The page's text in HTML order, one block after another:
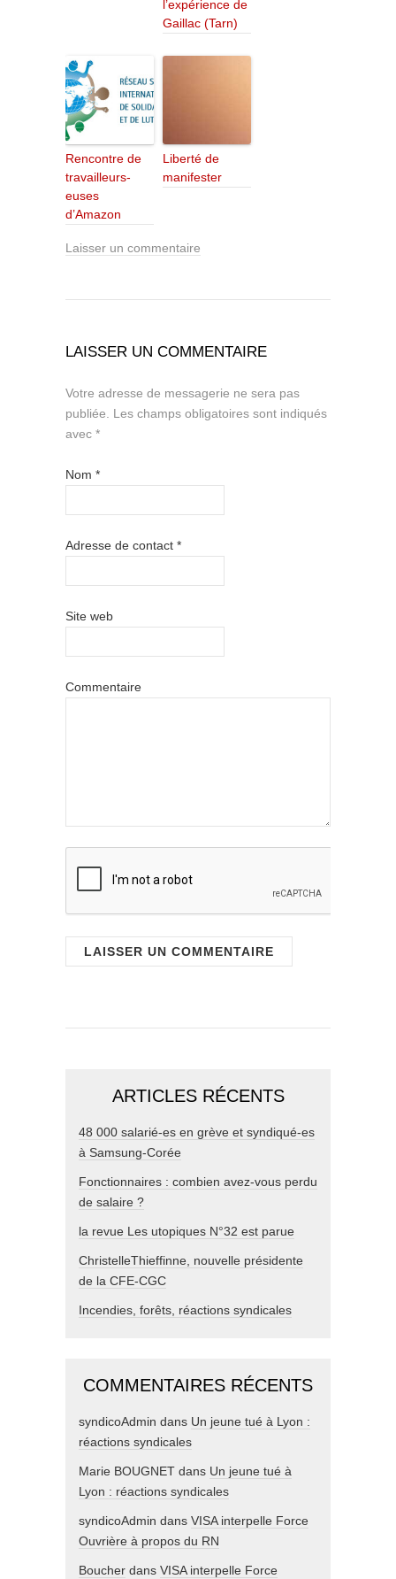
l’expérience de
Gaillac (Tarn)
Rencontre de
travailleurs-
euses
d’Amazon
Liberté de
manifester
Laisser un commentaire
LAISSER UN COMMENTAIRE
Votre adresse de messagerie ne sera pas
publiée.
Les champs obligatoires sont indiqués
avec *
Nom *
Adresse de contact *
Site web
Commentaire
ARTICLES RÉCENTS
48 000 salarié-es en grève et syndiqué-es
à Samsung-Corée
Fonctionnaires : combien avez-vous perdu
de salaire ?
la revue Les utopiques N°32 est parue
ChristelleThieffinne, nouvelle présidente
de la CFE-CGC
Incendies, forêts, réactions syndicales
COMMENTAIRES RÉCENTS
syndicoAdmin dans Un jeune tué à Lyon :
réactions syndicales
Marie BOUGNET dans Un jeune tué à
Lyon : réactions syndicales
syndicoAdmin dans VISA interpelle Force
Ouvrière à propos du RN
Boucher dans VISA interpelle Force